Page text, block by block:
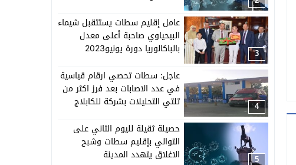
3
عامل إقليم سطات يستتقبل شيماء
البيحياوي صاحبة أعلى معدل
بالباكالوريا دورة يونيو2023
4
عاجل: سطات تحصي ارقام قياسية
في عدد الاصابات بعد فرز اكثر من
تلتي التحليلات بشركة للكابلاج
5
حصيلة ثقيلة لليوم الثاني على
التوالي بإقليم سطات وشبح
الاغلاق يتهدد المدينة